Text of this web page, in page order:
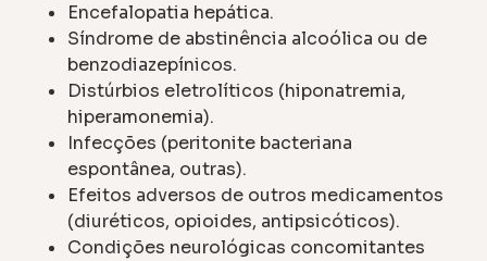
Encefalopatia hepática.
Síndrome de abstinência alcoólica ou de
benzodiazepínicos.
Distúrbios eletrolíticos (hiponatremia,
hiperamonemia).
Infecções (peritonite bacteriana
espontânea, outras).
Efeitos adversos de outros medicamentos
(diuréticos, opioides, antipsicóticos).
Condições neurológicas concomitantes